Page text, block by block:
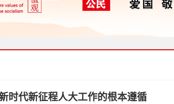
时代新征程人大工作的根本遵循